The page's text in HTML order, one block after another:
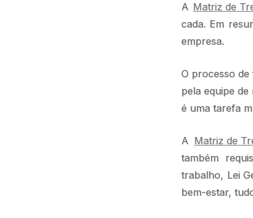
A Matriz de
cada. Em
empresa.
O processo
pela equipe
é uma tarefa
A Matriz de
também
trabalho, Lei
bem-estar,